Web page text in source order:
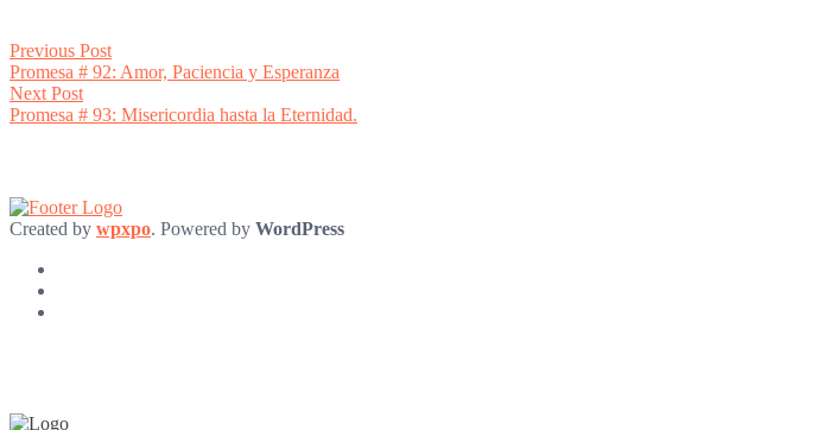
Post
navigation
Previous PostPrevious
post:
Promesa # 92: Amor, Paciencia y Esperanza
Next PostNext
post:
Promesa # 93: Misericordia hasta la Eternidad.
Created by wpxpo. Powered by WordPress